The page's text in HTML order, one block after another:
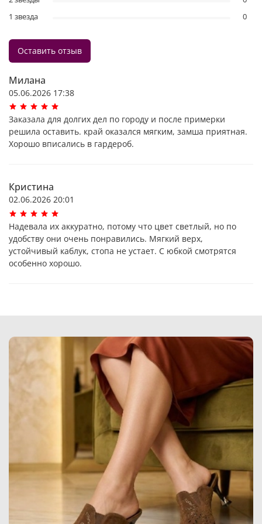
Милана
05.06.2026 17:38
Заказала для долгих дел по городу и после примерки
решила оставить. край оказался мягким, замша приятная.
Хорошо вписались в гардероб.
Кристина
02.06.2026 20:01
Надевала их аккуратно, потому что цвет светлый, но по
удобству они очень понравились. Мягкий верх,
устойчивый каблук, стопа не устает. С юбкой смотрятся
особенно хорошо.
1 звезда
0
Оставить отзыв